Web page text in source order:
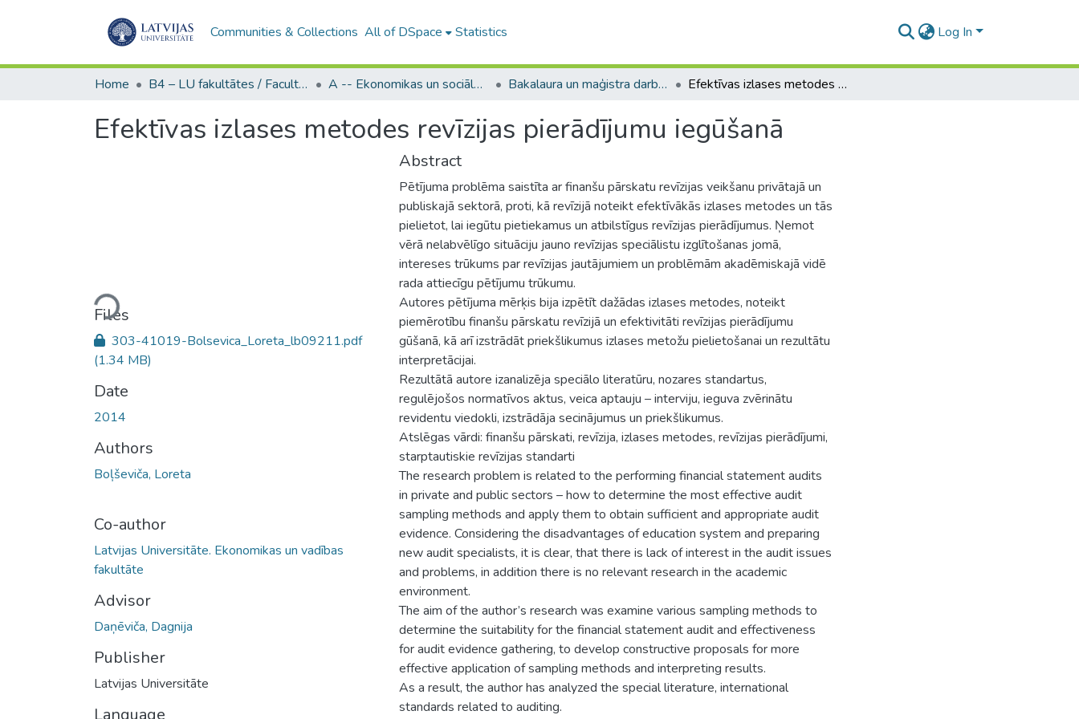
Communities & Collections All of DSpace Statistics Log In
Home B4 – LU fakultātes / Faculties of the UL A -- Ekonomikas un sociālo zinātņu fakultāte / Faculty of Economics and Social Sciences Bakalaura un maģistra darbi (ESZF) / Bachelor's and Master's theses Efektīvas izlases metodes revīzijas pierādījumu iegūšanā
Efektīvas izlases metodes revīzijas pierādījumu iegūšanā
Loading...
Files
303-41019-Bolsevica_Loreta_lb09211.pdf
(1.34 MB)
Date
2014
Authors
Boļševiča, Loreta
Co-author
Latvijas Universitāte. Ekonomikas un vadības
fakultāte
Advisor
Daņēviča, Dagnija
Publisher
Latvijas Universitāte
Language
Abstract
Pētījuma problēma saistīta ar finanšu pārskatu revīzijas veikšanu privātajā un
publiskajā sektorā, proti, kā revīzijā noteikt efektīvākās izlases metodes un tās
pielietot, lai iegūtu pietiekamus un atbilstīgus revīzijas pierādījumus. Ņemot
vērā nelabvēlīgo situāciju jauno revīzijas speciālistu izglītošanas jomā,
intereses trūkums par revīzijas jautājumiem un problēmām akadēmiskajā vidē
rada attiecīgu pētījumu trūkumu.
Autores pētījuma mērķis bija izpētīt dažādas izlases metodes, noteikt
piemērotību finanšu pārskatu revīzijā un efektivitāti revīzijas pierādījumu
gūšanā, kā arī izstrādāt priekšlikumus izlases metožu pielietošanai un rezultātu
interpretācijai.
Rezultātā autore izanalizēja speciālo literatūru, nozares standartus,
regulējošos normatīvos aktus, veica aptauju – interviju, ieguva zvērinātu
revidentu viedokli, izstrādāja secinājumus un priekšlikumus.
Atslēgas vārdi: finanšu pārskati, revīzija, izlases metodes, revīzijas pierādījumi,
starptautiskie revīzijas standarti
The research problem is related to the performing financial statement audits
in private and public sectors – how to determine the most effective audit
sampling methods and apply them to obtain sufficient and appropriate audit
evidence. Considering the disadvantages of education system and preparing
new audit specialists, it is clear, that there is lack of interest in the audit issues
and problems, in addition there is no relevant research in the academic
environment.
The aim of the author’s research was examine various sampling methods to
determine the suitability for the financial statement audit and effectiveness
for audit evidence gathering, to develop constructive proposals for more
effective application of sampling methods and interpreting results.
As a result, the author has analyzed the special literature, international
standards related to auditing.